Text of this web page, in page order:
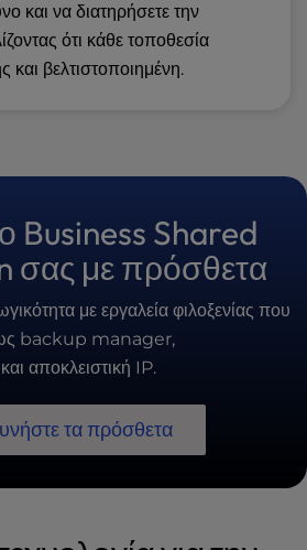
και να διατηρήσετε την
ότι κάθε τοποθεσία
και βελτιστοποιημένη.
Business Shared
σας με πρόσθετα
με εργαλεία φιλοξενίας που
backup manager,
αποκλειστική IP.
τα πρόσθετα